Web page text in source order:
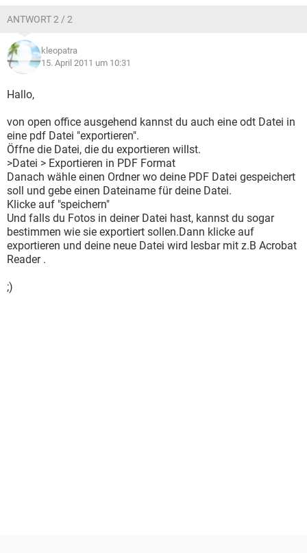
ANTWORT 2 / 2
kleopatra
15. April 2011 um 10:31
Hallo,
von open office ausgehend kannst du auch eine odt Datei in
eine pdf Datei "exportieren".
Öffne die Datei, die du exportieren willst.
>Datei > Exportieren in PDF Format
Danach wähle einen Ordner wo deine PDF Datei gespeichert
soll und gebe einen Dateiname für deine Datei.
Klicke auf "speichern"
Und falls du Fotos in deiner Datei hast, kannst du sogar
bestimmen wie sie exportiert sollen.Dann klicke auf
exportieren und deine neue Datei wird lesbar mit z.B Acrobat
Reader .
;)